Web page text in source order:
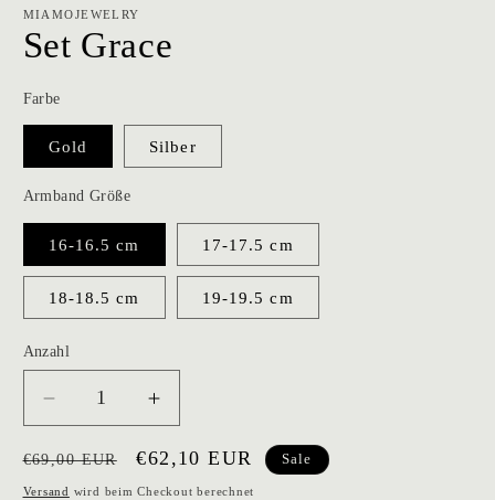
MIAMOJEWELRY
Set Grace
Farbe
Gold Silber
Armband Größe
16-16.5 cm 17-17.5 cm
18-18.5 cm 19-19.5 cm
Anzahl
Verringere
die
Menge
für
Erhöhe
die
Menge
für
Normaler
Preis
€69,00 EUR Verkaufspreis
€62,10 EUR Sale
Versand wird beim Checkout berechnet